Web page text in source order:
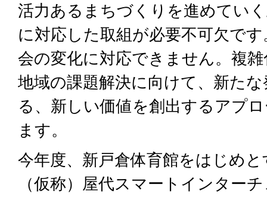
活力あるまちづくりを進めてい
に対応した取組が必要不可欠で
会の変化に対応できません。複
地域の課題解決に向けて、新た
る、新しい価値を創出するアプ
ます。
今年度、新戸倉体育館をはじめ
（仮称）屋代スマートインター